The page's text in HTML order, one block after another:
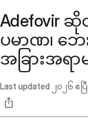
Adefovir
ပမာဏ၊ ဘေ
အခြားအရာမ
Last updated ၂၀၂၆ ဧပ